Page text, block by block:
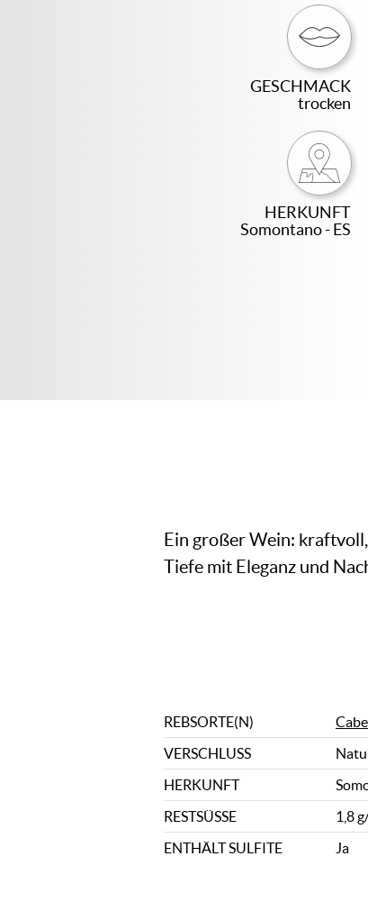
GESCHMACK
trocken
HERKUNFT
Somontano - ES
Ein großer Wein:
Tiefe mit Eleganz und
REBSORTE(N)
VERSCHLUSS
HERKUNFT
RESTSÜSSE
1,8
ENTHÄLT SULFITE
Ja